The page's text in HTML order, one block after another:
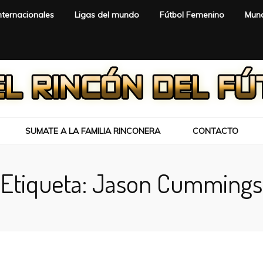
Ligas del mundo Fútbol Femenino
SUMATE A LA FAMILIA RINCONERA CONTACTO
Etiqueta: Jason Cummings